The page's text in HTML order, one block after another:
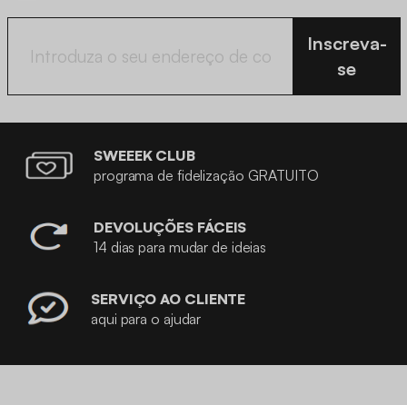
Inscreva-
se
SWEEEK CLUB
programa de fidelização GRATUITO
DEVOLUÇÕES FÁCEIS
14 dias para mudar de ideias
SERVIÇO AO CLIENTE
aqui para o ajudar